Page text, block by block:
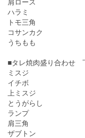
肩ロース
ハラミ
トモ三角
コサンカク
うちもも
■タレ焼肉盛り合わせ
ミスジ
イチボ
上ミスジ
とうがらし
ランプ
肩三角
ザブトン